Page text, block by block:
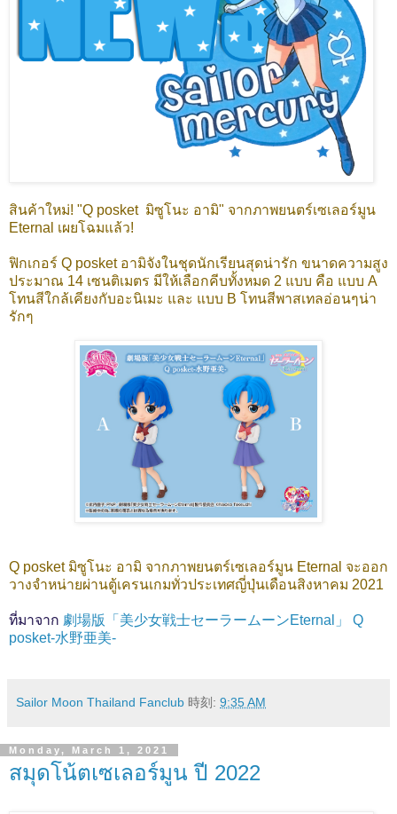
สินค้าใหม่! "Q posket มิซูโนะ อามิ" จากภาพยนตร์เซเลอร์มูน
Eternal เผยโฉมแล้ว!
ฟิกเกอร์ Q posket อามิจังในชุดนักเรียนสุดน่ารัก ขนาดความสูง
ประมาณ 14 เซนติเมตร มีให้เลือกคีบทั้งหมด 2 แบบ คือ แบบ A
โทนสีใกล้เคียงกับอะนิเมะ และ แบบ B โทนสีพาสเทลอ่อนๆน่า
รักๆ
Q posket มิซูโนะ อามิ จากภาพยนตร์เซเลอร์มูน Eternal จะออก
วางจำหน่ายผ่านตู้เครนเกมทั่วประเทศญี่ปุ่นเดือนสิงหาคม 2021
ที่มาจาก 劇場版「美少女戦士セーラームーンEternal」 Q
posket-水野亜美-
Sailor Moon Thailand Fanclub 時刻: 9:35 AM
Monday, March 1, 2021
สมุดโน้ตเซเลอร์มูน ปี 2022